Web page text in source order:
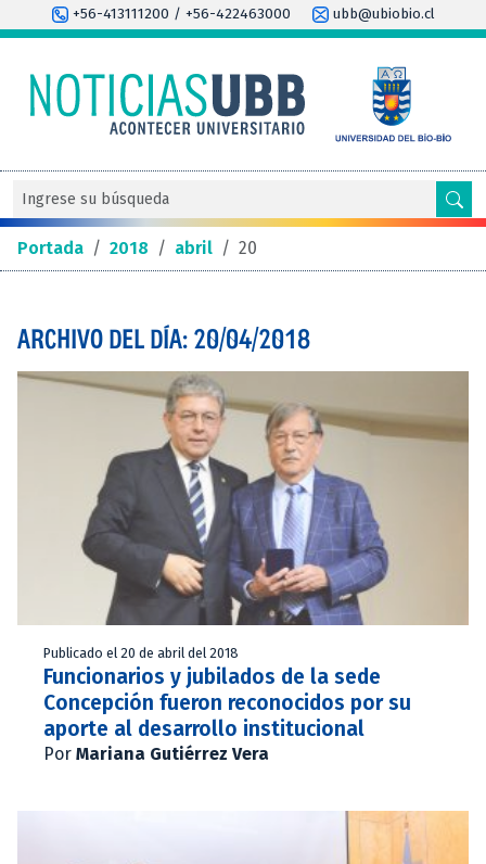
+56-413111200 / +56-422463000 ubb@ubiobio.cl
Portada / 2018 / abril / 20
ARCHIVO DEL DÍA: 20/04/2018
Publicado el 20 de abril del 2018
Funcionarios y jubilados de la sede
Concepción fueron reconocidos por su
aporte al desarrollo institucional
Por Mariana Gutiérrez Vera